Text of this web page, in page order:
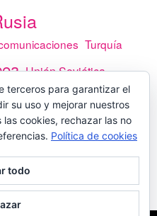
Turquía
Unión Soviética
terceros para garantizar el
su uso y mejorar nuestros
cookies, rechazar las no
Política de cookies
todo